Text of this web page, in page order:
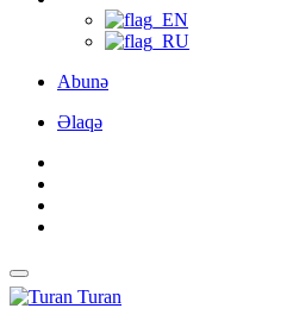
Abunə
Əlaqə
Turan